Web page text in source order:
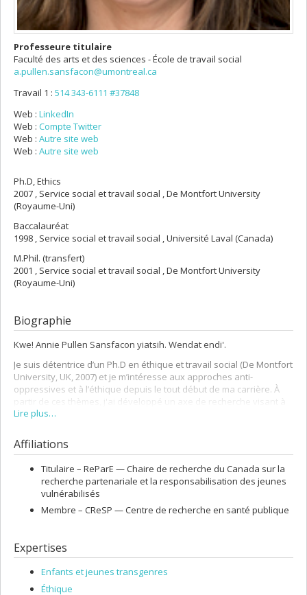
Professeure titulaire
Faculté des arts et des sciences - École de travail social
a.pullen.sansfacon@umontreal.ca
Travail 1 : 514 343-6111 #37848
Web : LinkedIn
Web : Compte Twitter
Web : Autre site web
Web : Autre site web
Ph.D, Ethics
2007 , Service social et travail social , De Montfort University
(Royaume-Uni)
Baccalauréat
1998 , Service social et travail social , Université Laval (Canada)
M.Phil. (transfert)
2001 , Service social et travail social , De Montfort University
(Royaume-Uni)
Biographie
Kwe! Annie Pullen Sansfacon yiatsih. Wendat endi'.
Je suis détentrice d’un Ph.D en éthique et travail social (De Montfort
University, UK, 2007) et je m’intéresse aux approches anti-
oppressives et à l’éthique depuis le tout début de ma carrière. À
partir de ces thèmes, j'ai développé un axe de recherche visant à
mieux comprendre les expériences d’oppression et de résistance
développement des meilleures pratiques pour les soutenir. Je suis
impliquées dans plusieurs projets de recherche tant au niveau
national qu’international, et je suis cofondatrice de l’Organisme
Enfants transgenres Canada. Finalement, je suis chercheuse
associée à l'École de travail social de l'Université Stellenbosch en
Afrique du Sud.
Lire plus…
Affiliations
Titulaire – ReParE — Chaire de recherche du Canada sur la
recherche partenariale et la responsabilisation des jeunes
vulnérabilisés
Membre – CReSP — Centre de recherche en santé publique
Expertises
Enfants et jeunes transgenres
Éthique